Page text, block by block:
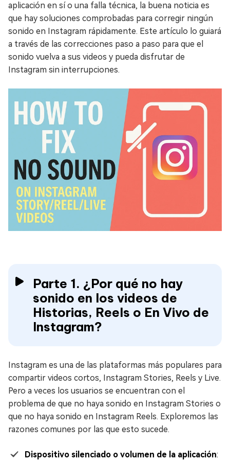
aplicación en sí o una falla técnica, la buena noticia es
que hay soluciones comprobadas para corregir ningún
sonido en Instagram rápidamente. Este artículo lo guiará
a través de las correcciones paso a paso para que el
sonido vuelva a sus videos y pueda disfrutar de
Instagram sin interrupciones.
Parte 1. ¿Por qué no hay
sonido en los videos de
Historias, Reels o En Vivo de
Instagram?
Instagram es una de las plataformas más populares para
compartir videos cortos, Instagram Stories, Reels y Live.
Pero a veces los usuarios se encuentran con el
problema de que no haya sonido en Instagram Stories o
que no haya sonido en Instagram Reels. Exploremos las
razones comunes por las que esto sucede.
Dispositivo silenciado o volumen de la aplicación: